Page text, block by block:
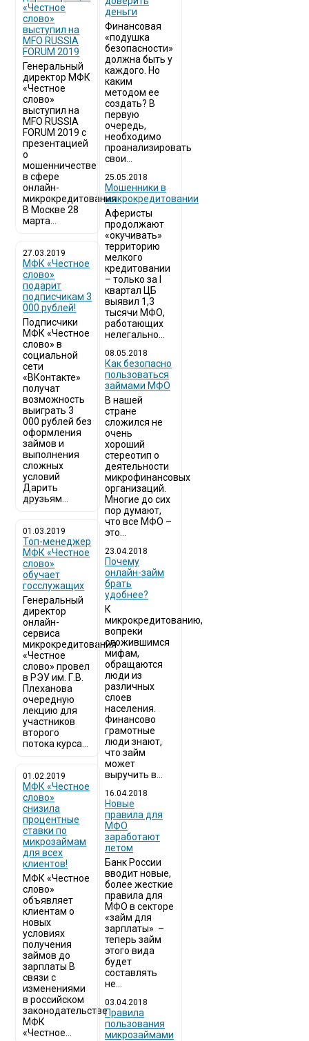
«Честное
слово»
выступил на
MFO RUSSIA
FORUM 2019
Генеральный
директор МФК
«Честное
слово»
выступил на
MFO RUSSIA
FORUM 2019 с
презентацией
о
мошенничестве
в сфере
онлайн-
микрокредитования
В Москве 28
марта...
27.03.2019
МФК «Честное
слово»
подарит
подписчикам 3
000 рублей!
Подписчики
МФК «Честное
слово» в
социальной
сети
«ВКонтакте»
получат
возможность
выиграть 3
000 рублей без
оформления
займов и
выполнения
сложных
условий
Дарить
друзьям...
01.03.2019
Топ-менеджер
МФК «Честное
слово»
обучает
госслужащих
Генеральный
директор
онлайн-
сервиса
микрокредитования
«Честное
слово» провел
в РЭУ им. Г.В.
Плеханова
очередную
лекцию для
участников
второго
потока курса...
01.02.2019
МФК «Честное
слово»
снизила
процентные
ставки по
микрозаймам
для всех
клиентов!
МФК «Честное
слово»
объявляет
клиентам о
новых
условиях
получения
займов до
зарплаты В
связи с
изменениями
в российском
законодательстве
МФК
«Честное...
деньги
Финансовая
«подушка
безопасности»
должна быть у
каждого. Но
каким
методом ее
создать? В
первую
очередь,
необходимо
проанализировать
свои...
25.05.2018
Мошенники в
микрокредитовании
Аферисты
продолжают
«окучивать»
территорию
мелкого
кредитовании
– только за I
квартал ЦБ
выявил 1,3
тысячи МФО,
работающих
нелегально...
08.05.2018
Как безопасно
пользоваться
займами МФО
В нашей
стране
сложился не
очень
хороший
стереотип о
деятельности
микрофинансовых
организаций.
Многие до сих
пор думают,
что все МФО –
это...
23.04.2018
Почему
онлайн-займ
брать
удобнее?
К
микрокредитованию,
вопреки
сложившимся
мифам,
обращаются
люди из
различных
слоев
населения.
Финансово
грамотные
люди знают,
что займ
может
выручить в...
16.04.2018
Новые
правила для
МФО
заработают
летом
Банк России
вводит новые,
более жесткие
правила для
МФО в секторе
«займ для
зарплаты» –
теперь займ
этого вида
будет
составлять
не...
03.04.2018
​Правила
пользования
микрозаймами